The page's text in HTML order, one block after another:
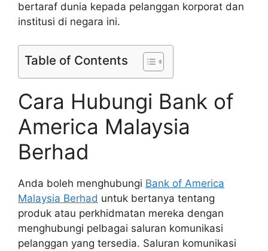
bertaraf dunia kepada pelanggan korporat dan
institusi di negara ini.
Table of Contents
Cara Hubungi Bank of
America Malaysia
Berhad
Anda boleh menghubungi Bank of America
Malaysia Berhad untuk bertanya tentang
produk atau perkhidmatan mereka dengan
menghubungi pelbagai saluran komunikasi
pelanggan yang tersedia. Saluran komunikasi